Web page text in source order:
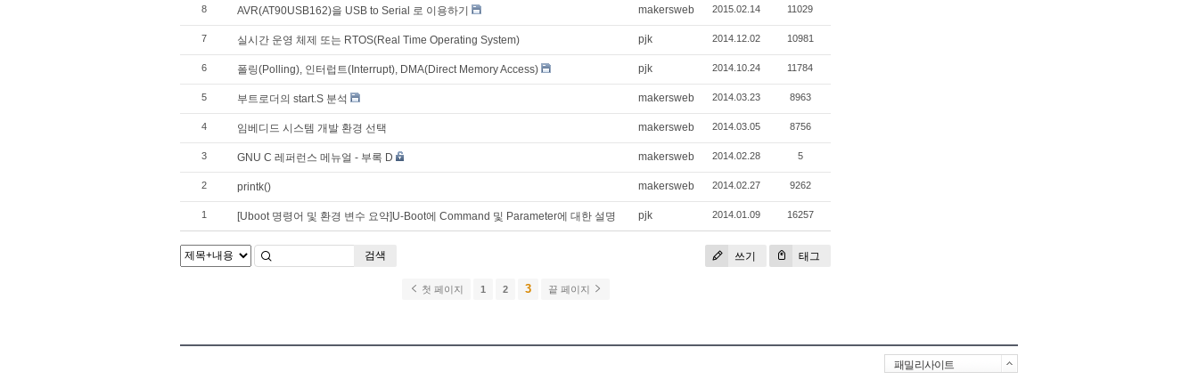
8 AVR(AT90USB162)을 USB to Serial 로 이용하기 makersweb 2015.02.14 11029
7 실시간 운영 체제 또는 RTOS(Real Time Operating System) pjk 2014.12.02 10981
6 폴링(Polling), 인터럽트(Interrupt), DMA(Direct Memory Access) pjk 2014.10.24 11784
5 부트로더의 start.S 분석 makersweb 2014.03.23 8963
4 임베디드 시스템 개발 환경 선택 makersweb 2014.03.05 8756
3 GNU C 레퍼런스 메뉴얼 - 부록 D makersweb 2014.02.28 5
2 printk() makersweb 2014.02.27 9262
1 [Uboot 명령어 및 환경 변수 요약]U-Boot에 Command 및 Parameter에 대한 설명 pjk 2014.01.09 16257
쓰기 태그
검색
첫 페이지 1 2 3 끝 페이지
패밀리사이트